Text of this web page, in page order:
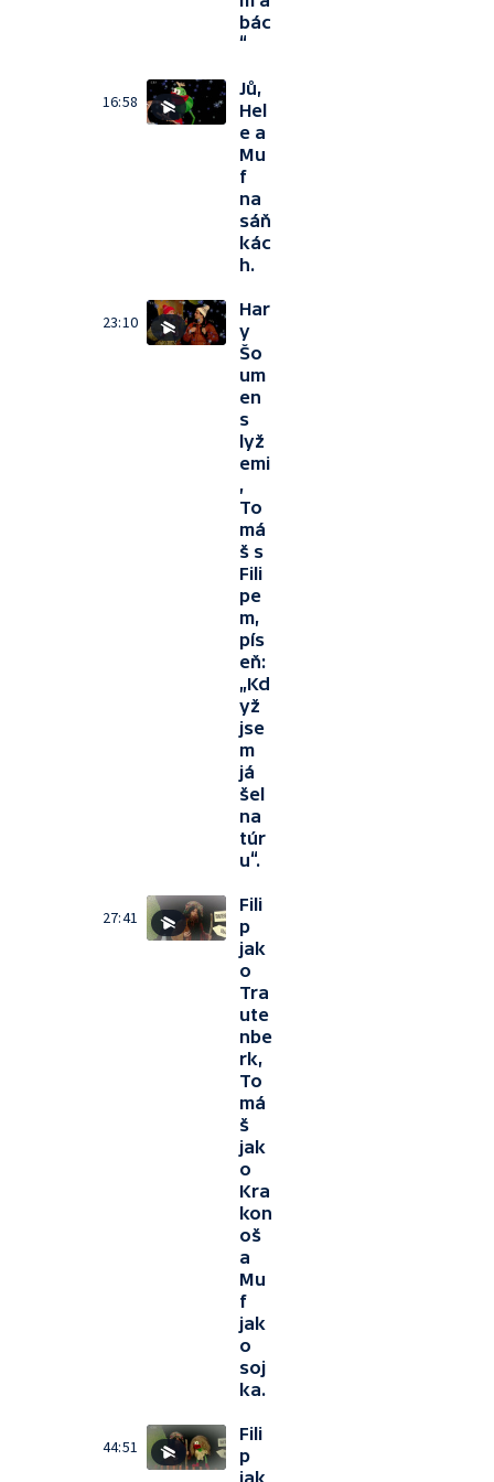
bác
“
16:58
Jů,
Hel
e a
Mu
f
na
sáň
kác
h.
23:10
Har
y
Šo
um
en
s
lyž
emi
,
To
má
š s
Fili
pe
m,
pís
eň:
„Kd
yž
jse
m
já
šel
na
túr
u“.
27:41
Fili
p
jak
o
Tra
ute
nbe
rk,
To
má
š
jak
o
Kra
kon
oš
a
Mu
f
jak
o
soj
ka.
44:51
Fili
p
jak